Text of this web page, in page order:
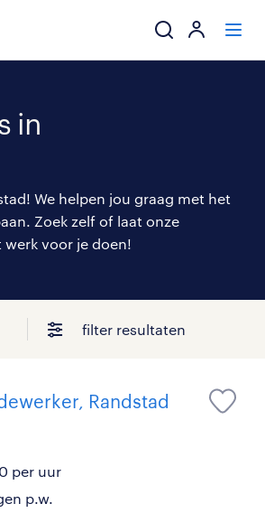
mijn carrière
over randstad
in
We helpen jou graag met het
Zoek zelf of laat onze
voor je doen!
filter resultaten
Randstad
per uur
p.w.